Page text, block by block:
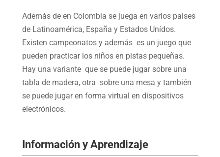
Además de en Colombia se juega en varios paises
de Latinoamérica, España y Estados Unídos.
Existen campeonatos y además es un juego que
pueden practicar los niños en pistas pequeñas.
Hay una variante que se puede jugar sobre una
tabla de madera, otra sobre una mesa y también
se puede jugar en forma virtual en dispositivos
electrónicos.
Información y Aprendizaje